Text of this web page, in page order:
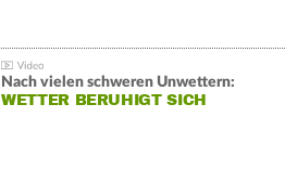
Nach vielen schweren Unwettern:
WETTER BERUHIGT SICH